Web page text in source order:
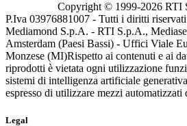
Copyright © 1999-2026 RTI
P.Iva 03976881007 - Tutti i diritti
Mediamond S.p.A. - RTI S.p.A.,
Amsterdam (Paesi Bassi) - Uffici Viale
Monzese (MI)Rispetto ai contenuti e ai
riprodotti è vietata ogni utilizzazione
sistemi di intelligenza artificiale
espresso di utilizzare mezzi automatizzati
Legal